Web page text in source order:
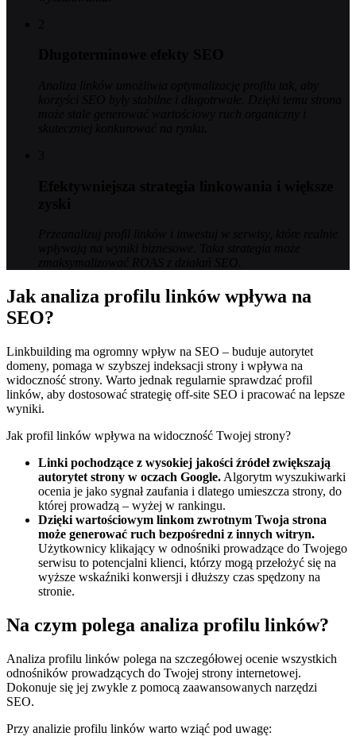
Jak analiza profilu linków wpływa na
SEO?
Linkbuilding ma ogromny wpływ na SEO – buduje autorytet
domeny, pomaga w szybszej indeksacji strony i wpływa na
widoczność strony. Warto jednak regularnie sprawdzać profil
linków, aby dostosować strategię off-site SEO i pracować na lepsze
wyniki.
Jak profil linków wpływa na widoczność Twojej strony?
Linki pochodzące z wysokiej jakości źródeł zwiększają
autorytet strony w oczach Google. Algorytm wyszukiwarki
ocenia je jako sygnał zaufania i dlatego umieszcza strony, do
której prowadzą – wyżej w rankingu.
Dzięki wartościowym linkom zwrotnym Twoja strona
może generować ruch bezpośredni z innych witryn.
Użytkownicy klikający w odnośniki prowadzące do Twojego
serwisu to potencjalni klienci, którzy mogą przełożyć się na
wyższe wskaźniki konwersji i dłuższy czas spędzony na
stronie.
Na czym polega analiza profilu linków?
Analiza profilu linków polega na szczegółowej ocenie wszystkich
odnośników prowadzących do Twojej strony internetowej.
Dokonuje się jej zwykle z pomocą zaawansowanych narzędzi
SEO.
Przy analizie profilu linków warto wziąć pod uwagę: